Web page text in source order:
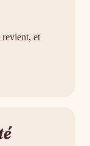
revient, et